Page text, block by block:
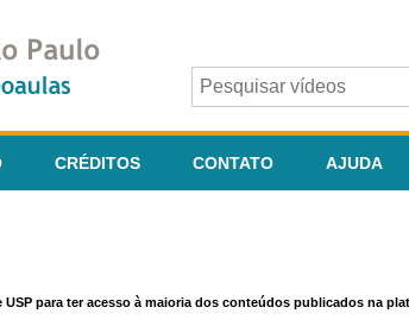
CRÉDITOS CONTATO AJUDA
para ter acesso à maioria dos conteúdos publicados na